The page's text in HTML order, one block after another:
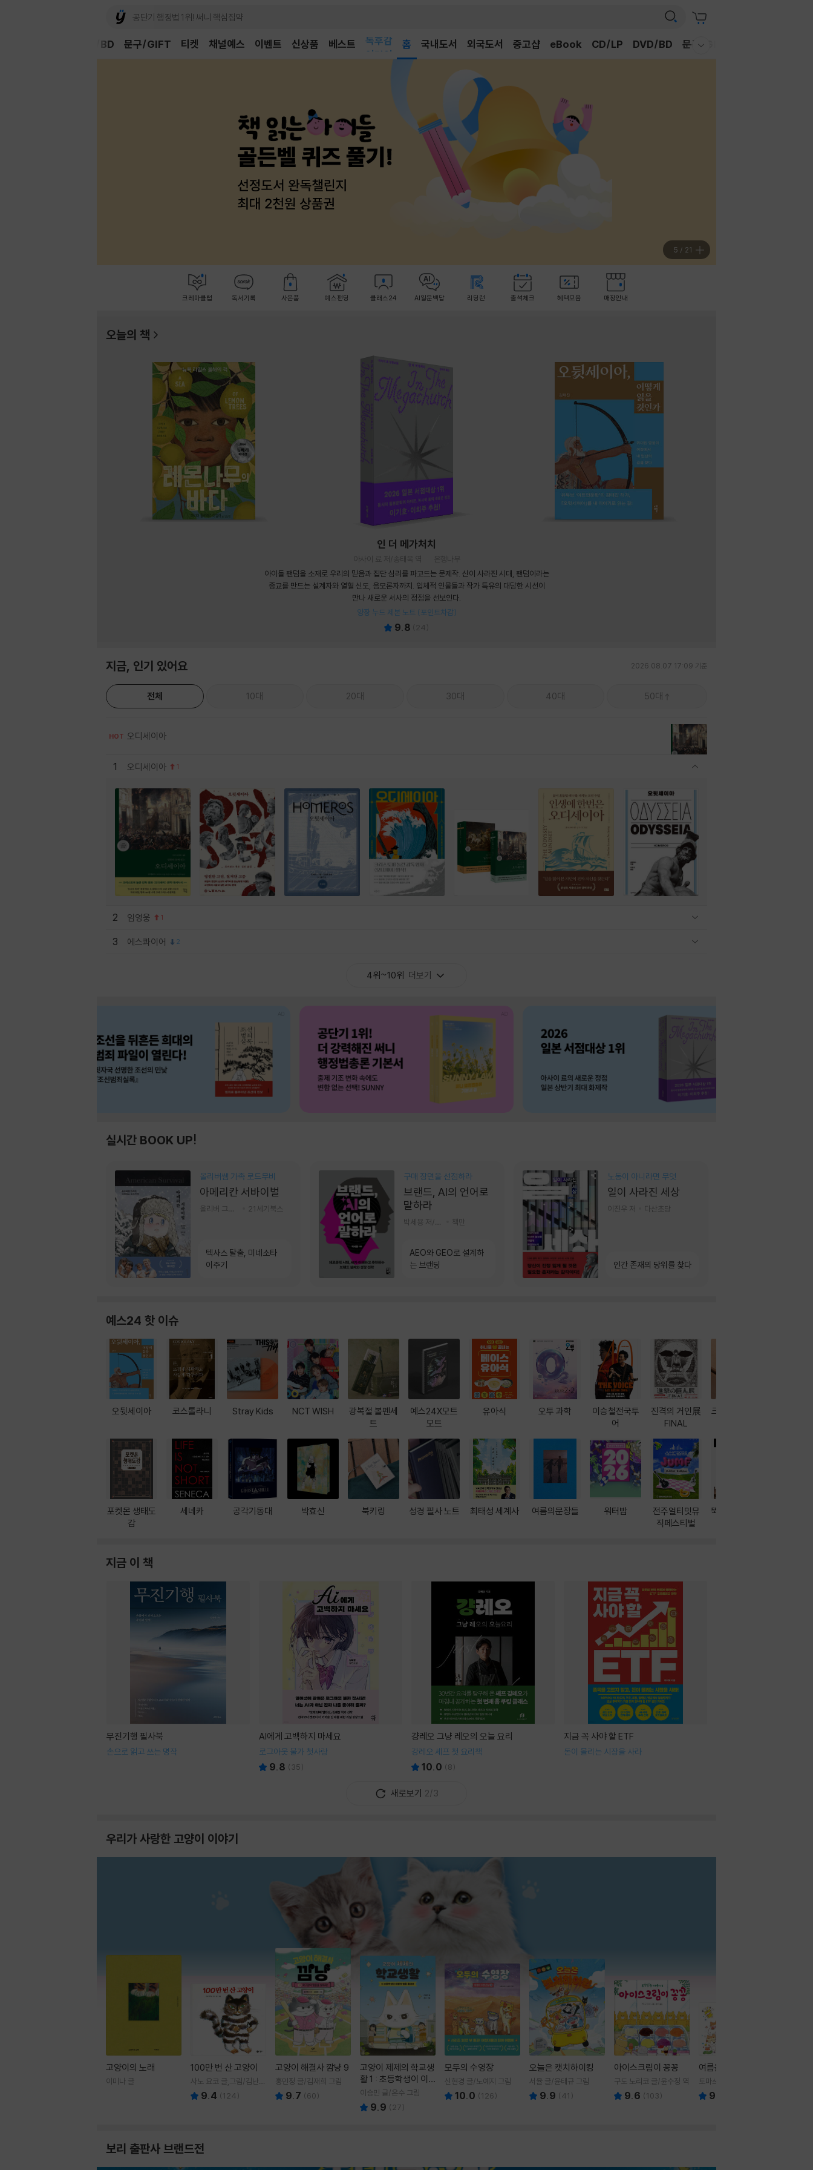
채널예스 이벤트 신상품 베스트
어린이
홈 국내도서 외국도서 중고샵 eBook CD/LP DVD/BD 문구/GIFT
DVD/BD 문구/GIFT 티켓
5 / 21
크레마클럽 독서기록 사은품 예스펀딩 클래스24 AI일문백답 리딩런 출석체크 혜택모음 매장안내
오늘의 책
인 더 메가처치
아사이 료 저/송태욱 역
은행나무
아이돌 팬덤을 소재로 우리의 믿음과 집단 심리를 파고드는 문제작. 신이 사라진 시대, 팬덤이라는
종교를 만드는 설계자와 열혈 신도, 음모론자까지. 입체적 인물들과 작가 특유의 대담한 시선이
만나 새로운 서사의 정점을 선보인다.
양장 누드 제본 노트 (포인트차감)
9.8 24
지금, 인기 있어요 2026.08.07 17:09 기준
전체 10대 20대 30대 40대 50대
HOT 오디세이아
1 오디세이아 1
2 임영웅 1
3 에스콰이어 2
4위~10위 더보기
실시간 BOOK UP!
올리버쌤 가족 로드무비
아메리칸 서바이벌
21세기북스
텍사스 탈출, 미네소타
이주기
구매 장면을 선점하라
브랜드, AI의 언어로
말하라
책만
AEO와 GEO로 설계하
는 브랜딩
노동이 아니라면 무엇
일이 사라진 세상
이진우 저 다산초당
인간 존재의 당위를 찾다
예스24 핫 이슈
오뒷세이아
포켓몬 생태도
감
코스톨라니
세네카
Stray Kids
공각기동대
NCT WISH
박효신
광복절 볼펜세
트
북키링
예스24X모트
모트
성경 필사 노트
유아식
최태성 세계사
오투 과학
여름의문장들
이승철전국투
어
워터밤
진격의 거인展
FINAL
전주얼티밋뮤
직페스티벌
크레마 이북 리
뚝딱! AI 3대장
지금 이 책
무진기행 필사북
손으로 읽고 쓰는 명작
AI에게 고백하지 마세요
로그아웃 불가 첫사랑
9.8 ( 35)
걍레오 그냥 레오의 오늘 요리
강레오 셰프 첫 요리책
10.0 (8)
지금 꼭 사야 할 ETF
돈이 몰리는 시장을 사라
새로보기 2/3
우리가 사랑한 고양이 이야기
고양이의 노래
이미나 글
100만 번 산 고양이
사노 요코 글,그림/김난주
역 9.4 (124)
고양이 해결사 깜냥 9
홍민정 글/김재희 그림
9.7 (60)
고양이 제제의 학교생
활 1 : 초등학생이 이
렇게 힘들 줄이야
이승민 글/온수 그림
9.9 ( 27)
모두의 수영장
신현경 글/노예지 그림
10.0 (126)
오늘은 캣치하이킹
서율 글/윤태규 그림
9.9 (41 )
아이스크림이 꽁꽁
구도 노리코 글/윤수정 역
9.6 (103)
여름을 부탁해
토마쓰리 글그림
9.8
보리 출판사 브랜드전